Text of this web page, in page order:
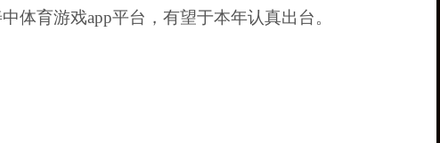
体育游戏app平台，有望于本年认真出台。